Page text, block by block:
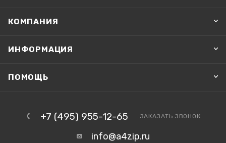
КОМПАНИЯ
ИНФОРМАЦИЯ
ПОМОЩЬ
+7 (495) 955-12-65 ЗАКАЗАТЬ ЗВОНОК
info@a4zip.ru